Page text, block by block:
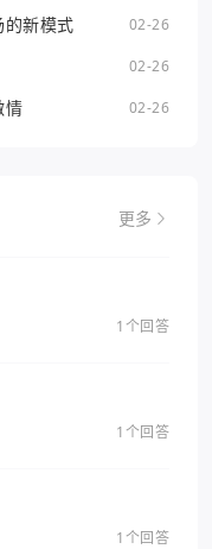
新模式 02-26
02-26
情 02-26
更多
1个回答
1个回答
1个回答